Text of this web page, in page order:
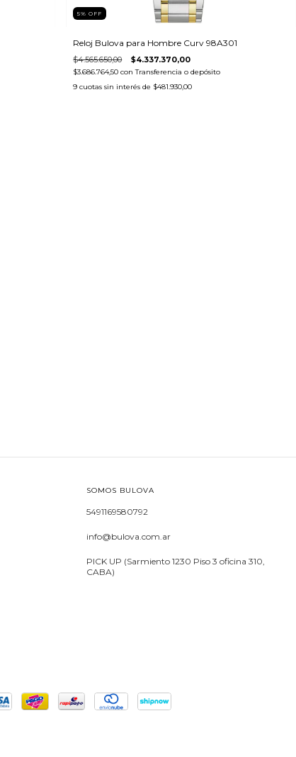
5%OFF
Reloj Bulova para Hombre Curv 98A301
$4.565.650,00 $4.337.370,00
$3.686.764,50con Transferencia o depósito
9 cuotas sin interés de $481.930,00
SOMOS BULOVA
5491169580792
info@bulova.com.ar
PICK UP (Sarmiento 1230 Piso 3 oficina 310,
CABA)